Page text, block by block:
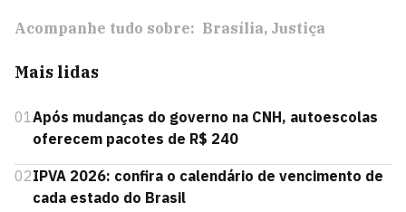
Acompanhe tudo sobre: Brasília Justiça
Mais lidas
01Após mudanças do governo na CNH, autoescolas
oferecem pacotes de R$ 240
02IPVA 2026: confira o calendário de vencimento de
cada estado do Brasil